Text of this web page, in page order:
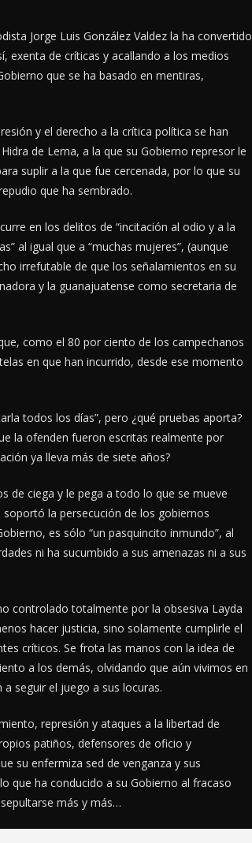
Jorge Luis González Valdez la ha convertido
exenta de críticas y acallando a los medios
que se ha basado en mentiras,
y el derecho a la crítica política se han
de Lerna, a la que su Gobierno represor le
suplir a la que fue cercenada, por lo que su
que ha sembrado.
en los delitos de “incitación al odio y a la
al igual que a “muchas mujeres”, (aunque
irrefutable de que los señalamientos en su
y la guanajuatense como secretaria de
como el 80 por ciento de los campechanos
en que han incurrido, desde ese momento
todos los días”, pero ¿qué pruebas aporta?
la ofenden fueron escritas realmente por
ya lleva más de siete años?
de ciega y le pega a todo lo que se mueve
la persecución de los gobiernos
es sólo “un pasquincito inmundo”, al
ni ha sucumbido a sus amenazas ni a sus
controlado totalmente por la obsesiva Layda
hacer justicia, sino solamente cumplirle el
críticos. Se frota las manos con la idea de
a los demás, olvidando que aún vivimos en
seguir el juego a sus locuras.
represión y ataques a la libertad de
patiños, defensores de oficio y
su enfermiza sed de venganza y sus
que ha conducido a su Gobierno al fracaso
más y más…